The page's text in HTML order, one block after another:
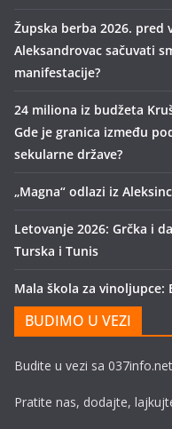
Župska berba 2026. pred
Aleksandrovac sačuvati
manifestacije?
24 miliona iz budžeta
Gde je granica između
sekularne države?
„Magna“ odlazi iz
Letovanje 2026: Grčka i
Turska i Tunis
Mala škola za vinoljupce:
BUDIMO U VEZI
Budite u vezi sa
Pratite nas, dodajte,